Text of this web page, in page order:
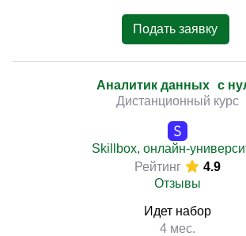
Подать заявку
Аналитик данных с
Дистанционный курс
Skillbox, онлайн-
Рейтинг
4.9
Отзывы
Идет набор
4 мес.